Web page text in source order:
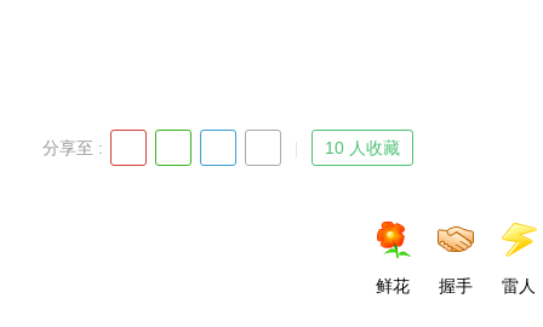
分享至 : 10 人收藏
鲜花 握手 雷人